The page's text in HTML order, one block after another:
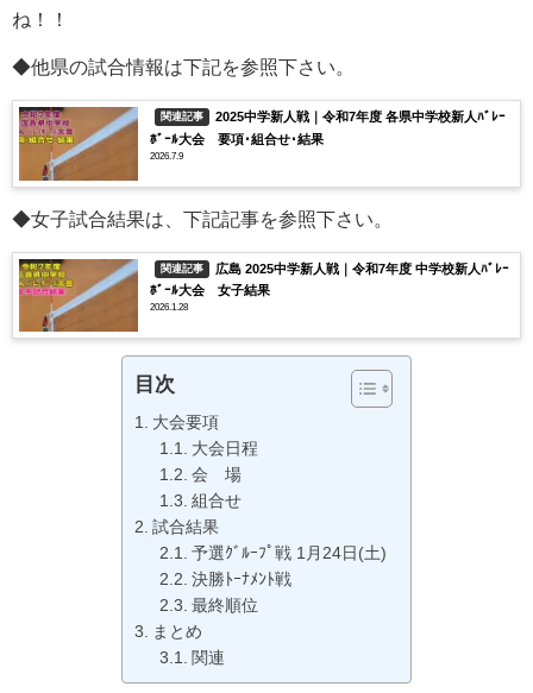
ね！！
◆他県の試合情報は下記を参照下さい。
関連記事
2025中学新人戦｜令和7年度 各県中学校新人ﾊﾞﾚｰ
ﾎﾞｰﾙ大会 要項･組合せ･結果
2026.7.9
◆女子試合結果は、下記記事を参照下さい。
関連記事
広島 2025中学新人戦｜令和7年度 中学校新人ﾊﾞﾚｰ
ﾎﾞｰﾙ大会 女子結果
2026.1.28
目次
大会要項
大会日程
会 場
組合せ
試合結果
予選ｸﾞﾙｰﾌﾟ戦 1月24日(土)
決勝ﾄｰﾅﾒﾝﾄ戦
最終順位
まとめ
関連